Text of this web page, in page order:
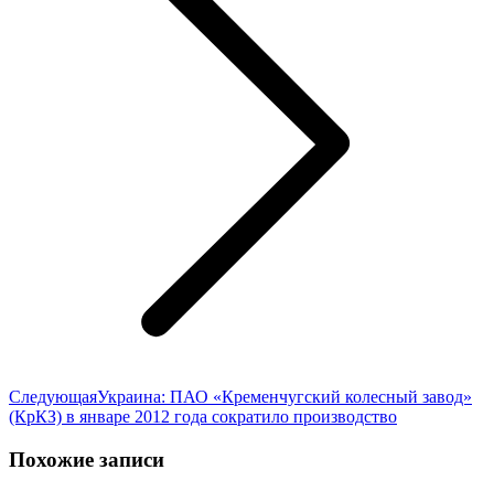
СледующаяСледующая
запись:
Украина: ПАО «Кременчугский колесный завод»
(КрКЗ) в январе 2012 года сократило производство
Похожие записи